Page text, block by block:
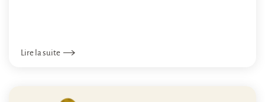
Lire la suite